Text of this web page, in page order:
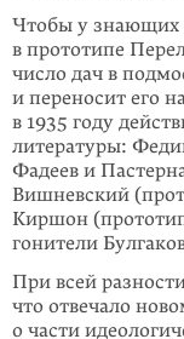
Чтобы у знающих
в прототипе
число дач в
и переносит его
в 1935 году
литературы:
Фадеев и
Вишневский
Киршон
гонители
При всей
что отвечало
о части